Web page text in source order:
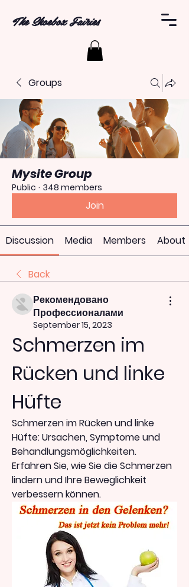
The Shoebox Fairies
Groups
Mysite Group
Public · 348 members
Join
Discussion Media Members About
Back
Рекомендовано
Профессионалами
September 15, 2023
Schmerzen im
Rücken und linke
Hüfte
Schmerzen im Rücken und linke
Hüfte: Ursachen, Symptome und
Behandlungsmöglichkeiten.
Erfahren Sie, wie Sie die Schmerzen
lindern und Ihre Beweglichkeit
verbessern können.